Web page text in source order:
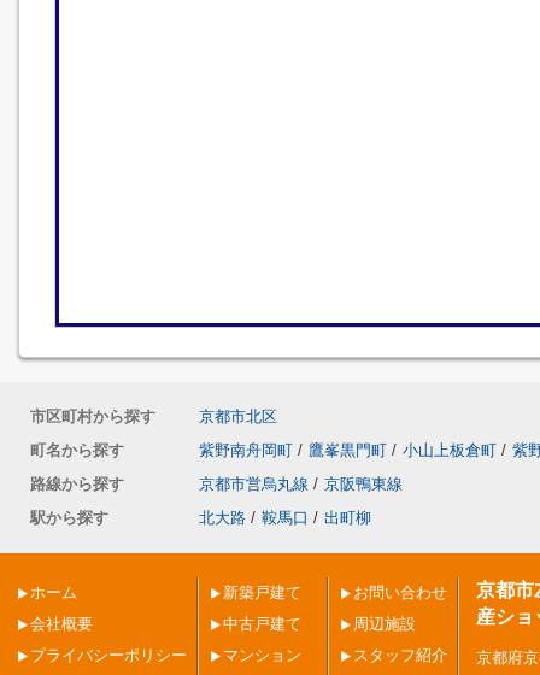
市区町村から探す
京都市北区
町名から探す
紫野南舟岡町 / 鷹峯黒門町 / 小山上板倉町 / 紫
路線から探す
京都市営烏丸線 / 京阪鴨東線
駅から探す
北大路 / 鞍馬口 / 出町柳
ホーム
会社概要
プライバシーポリシー
新築戸建て
中古戸建て
マンション
お問い合わせ
周辺施設
スタッフ紹介
京都市
産ショ
京都府